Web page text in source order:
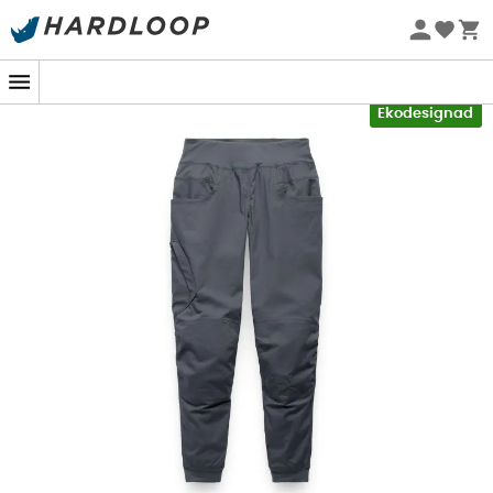
Sommarerbjudanden 🔥 -5 % EXTRA vid köp av 2 produkter*
Ekodesignad